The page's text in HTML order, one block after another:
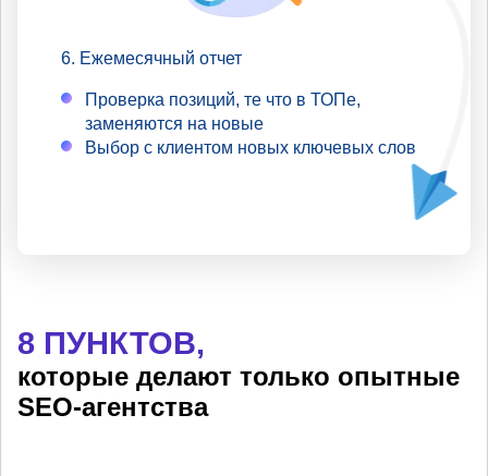
Ежемесячный отчет
Проверка позиций, те что в ТОПе,
заменяются на новые
Выбор с клиентом новых ключевых слов
8 ПУНКТОВ,
которые делают только опытные
SEO-агентства